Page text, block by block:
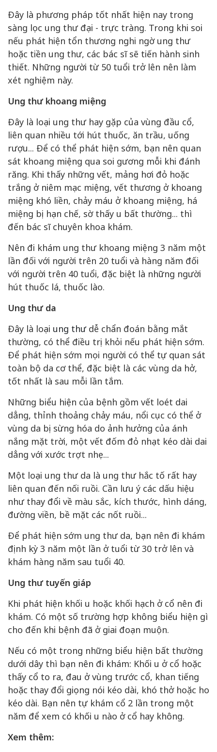
Đây là phương pháp tốt nhất hiện nay trong
sàng lọc ung thư đại - trực tràng. Trong khi soi
nếu phát hiện tổn thương nghi ngờ ung thư
hoặc tiền ung thư, các bác sĩ sẽ tiến hành sinh
thiết. Những người từ 50 tuổi trở lên nên làm
xét nghiệm này.
Ung thư khoang miệng
Đây là loại ung thư hay gặp của vùng đầu cổ,
liên quan nhiều tới hút thuốc, ăn trầu, uống
rượu... Để có thể phát hiện sớm, bạn nên quan
sát khoang miệng qua soi gương mỗi khi đánh
răng. Khi thấy những vết, mảng hơi đỏ hoặc
trắng ở niêm mạc miệng, vết thương ở khoang
miệng khó liền, chảy máu ở khoang miệng, há
miệng bị hạn chế, sờ thấy u bất thường... thì
đến bác sĩ chuyên khoa khám.
Nên đi khám ung thư khoang miệng 3 năm một
lần đối với người trên 20 tuổi và hàng năm đối
với người trên 40 tuổi, đặc biệt là những người
hút thuốc lá, thuốc lào.
Ung thư da
Đây là loại ung thưdễ chẩn đoán bằng mắt
thường, có thể điều trị khỏi nếu phát hiện sớm.
Để phát hiện sớm mọi người có thể tự quan sát
toàn bộ da cơ thể, đặc biệt là các vùng da hở,
tốt nhất là sau mỗi lần tắm.
Những biểu hiện của bệnh gồm vết loét dai
dẳng, thỉnh thoảng chảy máu, nổi cục có thể ở
vùng da bị sừng hóa do ảnh hưởng của ánh
nắng mặt trời, một vết đốm đỏ nhạt kéo dài dai
dẳng với xước trợt nhẹ...
Một loại ung thư da là ung thư hắc tố rất hay
liên quan đến nối ruồi. Cần lưu ý các dấu hiệu
như thay đổi về màu sắc, kích thước, hình dáng,
đường viền, bề mặt các nốt ruồi...
Để phát hiện sớm ung thư da, bạn nên đi khám
định kỳ 3 năm một lần ở tuổi từ 30 trở lên và
khám hàng năm sau tuổi 40.
Ung thư tuyến giáp
Khi phát hiện khối u hoặc khối hạch ở cổ nên đi
khám. Có một số trường hợp không biểu hiện gì
cho đến khi bệnh đã ở giai đoạn muộn.
Nếu có một trong những biểu hiện bất thường
dưới dây thì bạn nên đi khám: Khối u ở cổ hoặc
thấy cổ to ra, đau ở vùng trước cổ, khan tiếng
hoặc thay đổi giọng nói kéo dài, khó thở hoặc ho
kéo dài. Bạn nên tự khám cổ 2 lần trong một
năm để xem có khối u nào ở cổ hay không.
Xem thêm: